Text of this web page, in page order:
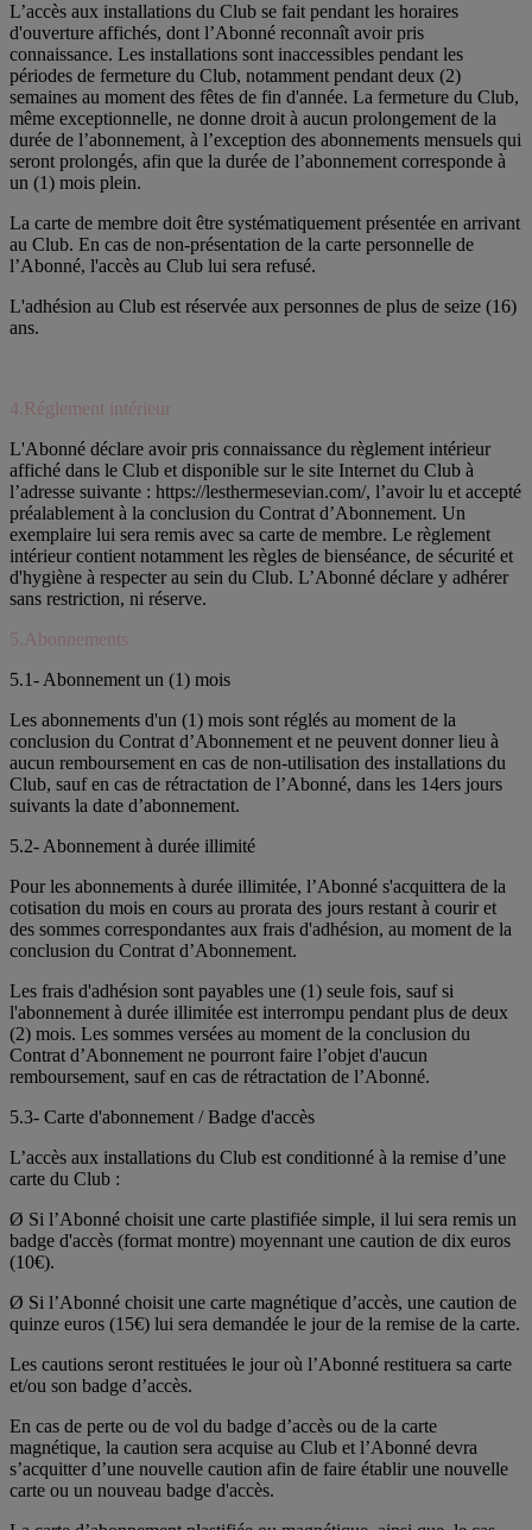
L’accès aux installations du Club se fait pendant les horaires
d'ouverture affichés, dont l’Abonné reconnaît avoir pris
connaissance. Les installations sont inaccessibles pendant les
périodes de fermeture du Club, notamment pendant deux (2)
semaines au moment des fêtes de fin d'année. La fermeture du Club,
même exceptionnelle, ne donne droit à aucun prolongement de la
durée de l’abonnement, à l’exception des abonnements mensuels qui
seront prolongés, afin que la durée de l’abonnement corresponde à
un (1) mois plein.
La carte de membre doit être systématiquement présentée en arrivant
au Club. En cas de non-présentation de la carte personnelle de
l’Abonné, l'accès au Club lui sera refusé.
L'adhésion au Club est réservée aux personnes de plus de seize (16)
ans.
4.Réglement intérieur
L'Abonné déclare avoir pris connaissance du règlement intérieur
affiché dans le Club et disponible sur le site Internet du Club à
l’adresse suivante : https://lesthermesevian.com/, l’avoir lu et accepté
préalablement à la conclusion du Contrat d’Abonnement. Un
exemplaire lui sera remis avec sa carte de membre. Le règlement
intérieur contient notamment les règles de bienséance, de sécurité et
d'hygiène à respecter au sein du Club. L’Abonné déclare y adhérer
sans restriction, ni réserve.
5.Abonnements
5.1- Abonnement un (1) mois
Les abonnements d'un (1) mois sont réglés au moment de la
conclusion du Contrat d’Abonnement et ne peuvent donner lieu à
aucun remboursement en cas de non-utilisation des installations du
Club, sauf en cas de rétractation de l’Abonné, dans les 14ers jours
suivants la date d’abonnement.
5.2- Abonnement à durée illimité
Pour les abonnements à durée illimitée, l’Abonné s'acquittera de la
cotisation du mois en cours au prorata des jours restant à courir et
des sommes correspondantes aux frais d'adhésion, au moment de la
conclusion du Contrat d’Abonnement.
Les frais d'adhésion sont payables une (1) seule fois, sauf si
l'abonnement à durée illimitée est interrompu pendant plus de deux
(2) mois. Les sommes versées au moment de la conclusion du
Contrat d’Abonnement ne pourront faire l’objet d'aucun
remboursement, sauf en cas de rétractation de l’Abonné.
5.3- Carte d'abonnement / Badge d'accès
L’accès aux installations du Club est conditionné à la remise d’une
carte du Club :
Ø Si l’Abonné choisit une carte plastifiée simple, il lui sera remis un
badge d'accès (format montre) moyennant une caution de dix euros
(10€).
Ø Si l’Abonné choisit une carte magnétique d’accès, une caution de
quinze euros (15€) lui sera demandée le jour de la remise de la carte.
Les cautions seront restituées le jour où l’Abonné restituera sa carte
et/ou son badge d’accès.
En cas de perte ou de vol du badge d’accès ou de la carte
magnétique, la caution sera acquise au Club et l’Abonné devra
s’acquitter d’une nouvelle caution afin de faire établir une nouvelle
carte ou un nouveau badge d'accès.